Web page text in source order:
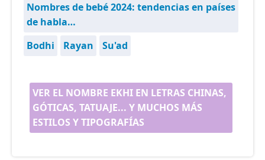
Nombres de bebé 2024: tendencias en países
de habla…
Bodhi
Rayan Su'ad
VER EL NOMBRE EKHI EN LETRAS CHINAS,
GÓTICAS, TATUAJE... Y MUCHOS MÁS
ESTILOS Y TIPOGRAFÍAS